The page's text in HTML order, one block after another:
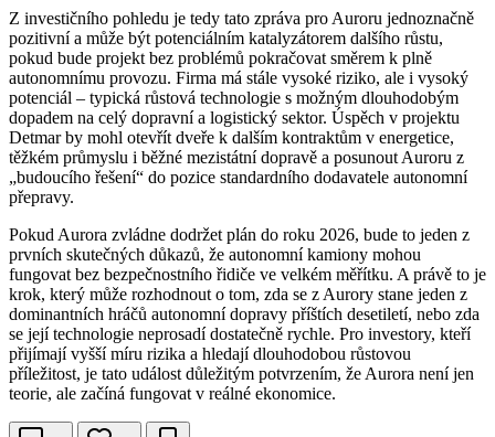
Z investičního pohledu je tedy tato zpráva pro Auroru jednoznačně
pozitivní a může být potenciálním katalyzátorem dalšího růstu,
pokud bude projekt bez problémů pokračovat směrem k plně
autonomnímu provozu. Firma má stále vysoké riziko, ale i vysoký
potenciál – typická růstová technologie s možným dlouhodobým
dopadem na celý dopravní a logistický sektor. Úspěch v projektu
Detmar by mohl otevřít dveře k dalším kontraktům v energetice,
těžkém průmyslu i běžné mezistátní dopravě a posunout Auroru z
„budoucího řešení“ do pozice standardního dodavatele autonomní
přepravy.
Pokud Aurora zvládne dodržet plán do roku 2026, bude to jeden z
prvních skutečných důkazů, že autonomní kamiony mohou
fungovat bez bezpečnostního řidiče ve velkém měřítku. A právě to je
krok, který může rozhodnout o tom, zda se z Aurory stane jeden z
dominantních hráčů autonomní dopravy příštích desetiletí, nebo zda
se její technologie neprosadí dostatečně rychle. Pro investory, kteří
přijímají vyšší míru rizika a hledají dlouhodobou růstovou
příležitost, je tato událost důležitým potvrzením, že Aurora není jen
teorie, ale začíná fungovat v reálné ekonomice.